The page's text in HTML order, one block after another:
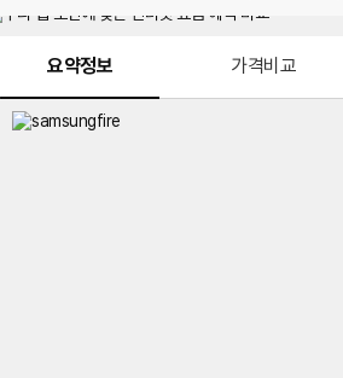
요약정보 가격비교